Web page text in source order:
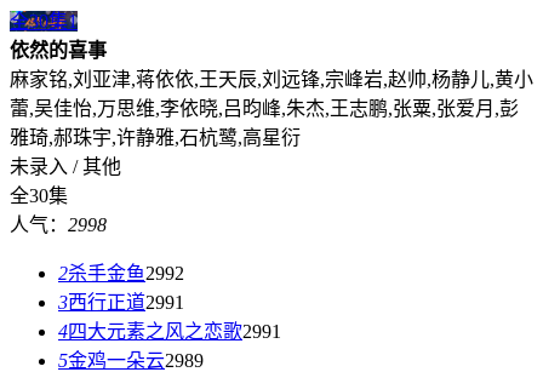
全30集1
依然的喜事
麻家铭,刘亚津,蒋依依,王天辰,刘远锋,宗峰岩,赵帅,杨静儿,黄小
蕾,吴佳怡,万思维,李依晓,吕昀峰,朱杰,王志鹏,张粟,张爱月,彭
雅琦,郝珠宇,许静雅,石杭鹭,高星衍
未录入 / 其他
全30集
人气： 2998
2杀手金鱼2992
3西行正道2991
4四大元素之风之恋歌2991
5金鸡一朵云2989